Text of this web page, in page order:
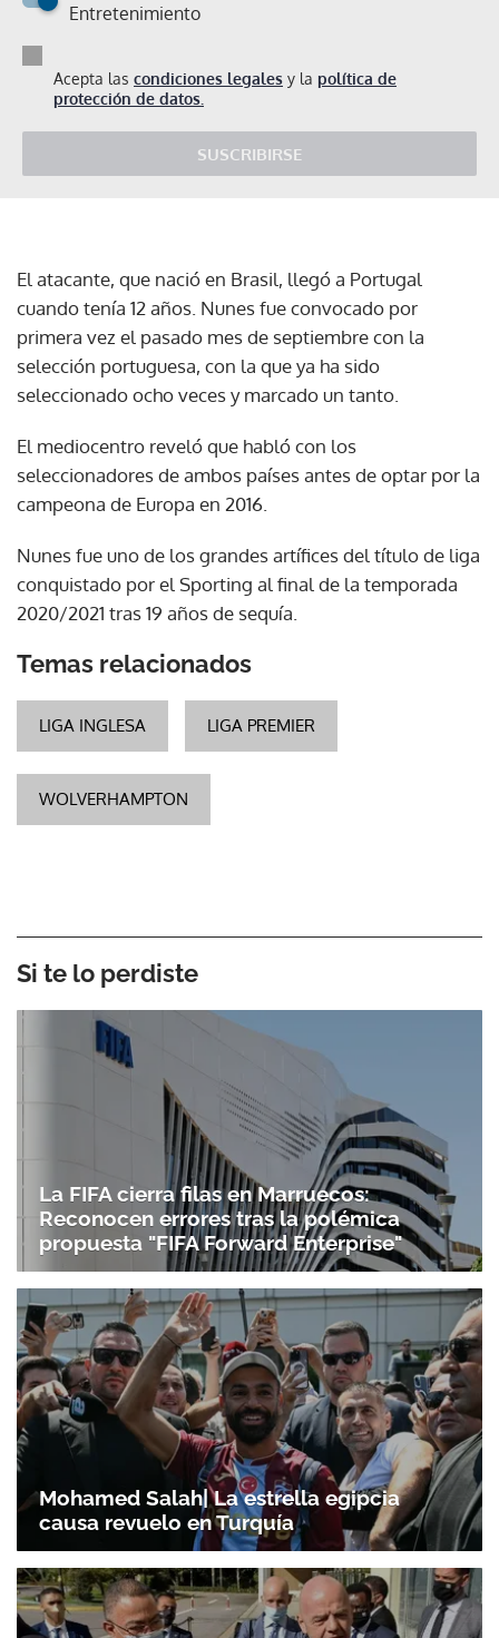
Entretenimiento
Acepta las condiciones legales y la política de
protección de datos.
SUSCRIBIRSE
El atacante, que nació en Brasil, llegó a Portugal
cuando tenía 12 años. Nunes fue convocado por
primera vez el pasado mes de septiembre con la
selección portuguesa, con la que ya ha sido
seleccionado ocho veces y marcado un tanto.
El mediocentro reveló que habló con los
seleccionadores de ambos países antes de optar por la
campeona de Europa en 2016.
Nunes fue uno de los grandes artífices del título de liga
conquistado por el Sporting al final de la temporada
2020/2021 tras 19 años de sequía.
Temas relacionados
LIGA INGLESA LIGA PREMIER
WOLVERHAMPTON
Si te lo perdiste
La FIFA cierra filas en Marruecos:
Reconocen errores tras la polémica
propuesta "FIFA Forward Enterprise"
Mohamed Salah| La estrella egipcia
causa revuelo en Turquía